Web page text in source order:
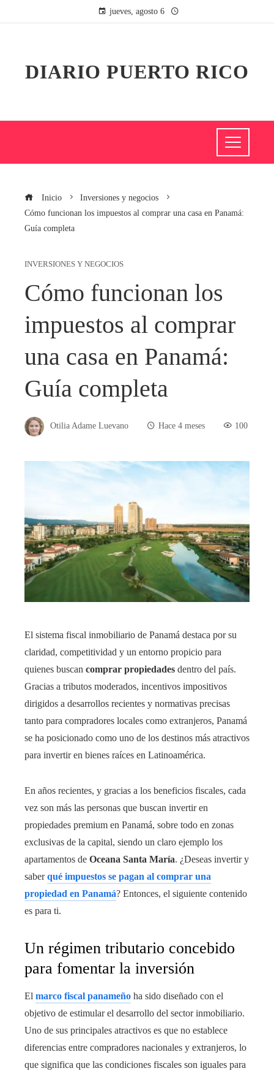
jueves, agosto 6
DIARIO PUERTO RICO
Inicio
Inversiones y negocios
Cómo funcionan los impuestos al comprar una casa en Panamá:
Guía completa
INVERSIONES Y NEGOCIOS
Cómo funcionan los
impuestos al comprar
una casa en Panamá:
Guía completa
Otilia Adame Luevano Hace 4 meses 100
El sistema fiscal inmobiliario de Panamá destaca por su
claridad, competitividad y un entorno propicio para
quienes buscan comprar propiedades dentro del país.
Gracias a tributos moderados, incentivos impositivos
dirigidos a desarrollos recientes y normativas precisas
tanto para compradores locales como extranjeros, Panamá
se ha posicionado como uno de los destinos más atractivos
para invertir en bienes raíces en Latinoamérica.
En años recientes, y gracias a los beneficios fiscales, cada
vez son más las personas que buscan invertir en
propiedades premium en Panamá, sobre todo en zonas
exclusivas de la capital, siendo un claro ejemplo los
apartamentos de Oceana Santa María. ¿Deseas invertir y
saberqué impuestos se pagan al comprar una
propiedad en Panamá? Entonces, el siguiente contenido
es para ti.
Un régimen tributario concebido
para fomentar la inversión
El marco fiscal panameño ha sido diseñado con el
objetivo de estimular el desarrollo del sector inmobiliario.
Uno de sus principales atractivos es que no establece
diferencias entre compradores nacionales y extranjeros, lo
que significa que las condiciones fiscales son iguales para